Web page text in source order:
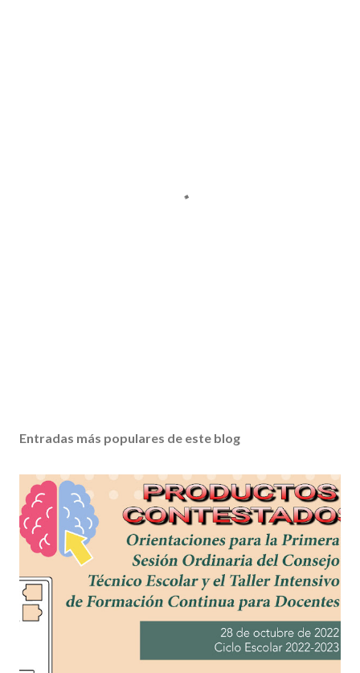
Entradas más populares de este blog